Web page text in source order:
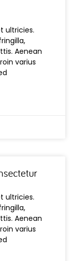
ultricies.
Aenean
varius
ultricies.
Aenean
varius